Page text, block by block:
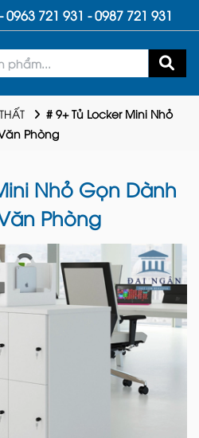
0963 721 931 -0987 721 931
​​​​​​​# 9+ Tủ Locker Mini Nhỏ
Phòng
Nhỏ Gọn Dành
Phòng